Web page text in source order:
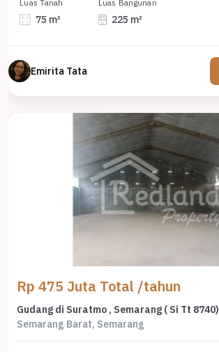
Luas Tanah
75 m²
Luas Bangunan
225 m²
Emirita Tata
Rp 475 Juta Total /tahun
Gudang di Suratmo , Semarang ( Si Tt 8740)
Semarang Barat, Semarang